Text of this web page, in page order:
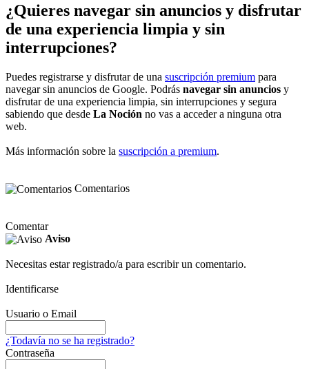
¿Quieres navegar sin anuncios y disfrutar
de una experiencia limpia y sin
interrupciones?
Puedes registrarse y disfrutar de una suscripción premium para
navegar sin anuncios de Google. Podrás navegar sin anuncios y
disfrutar de una experiencia limpia, sin interrupciones y segura
sabiendo que desde La Noción no vas a acceder a ninguna otra
web.
Más información sobre la suscripción a premium.
Comentarios
Comentar
Aviso
Necesitas estar registrado/a para escribir un comentario.
Identificarse
Usuario o Email
¿Todavía no se ha registrado?
Contraseña